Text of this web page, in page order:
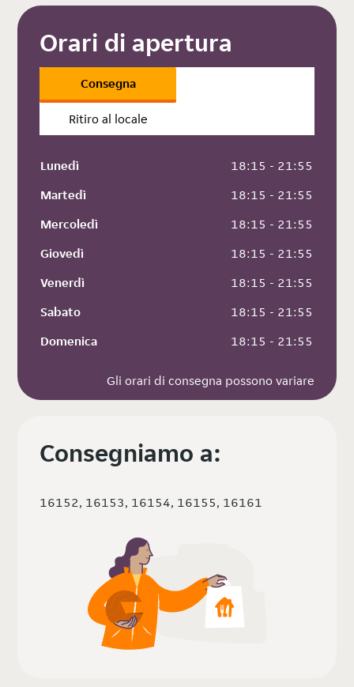
Orari di apertura
Consegna
Ritiro al locale
Lunedì
18:15 - 21:55
Martedì
18:15 - 21:55
Mercoledì
18:15 - 21:55
Giovedì
18:15 - 21:55
Venerdì
18:15 - 21:55
Sabato
18:15 - 21:55
Domenica
18:15 - 21:55
Gli orari di consegna possono variare
Consegniamo a:
16152, 16153, 16154, 16155, 16161